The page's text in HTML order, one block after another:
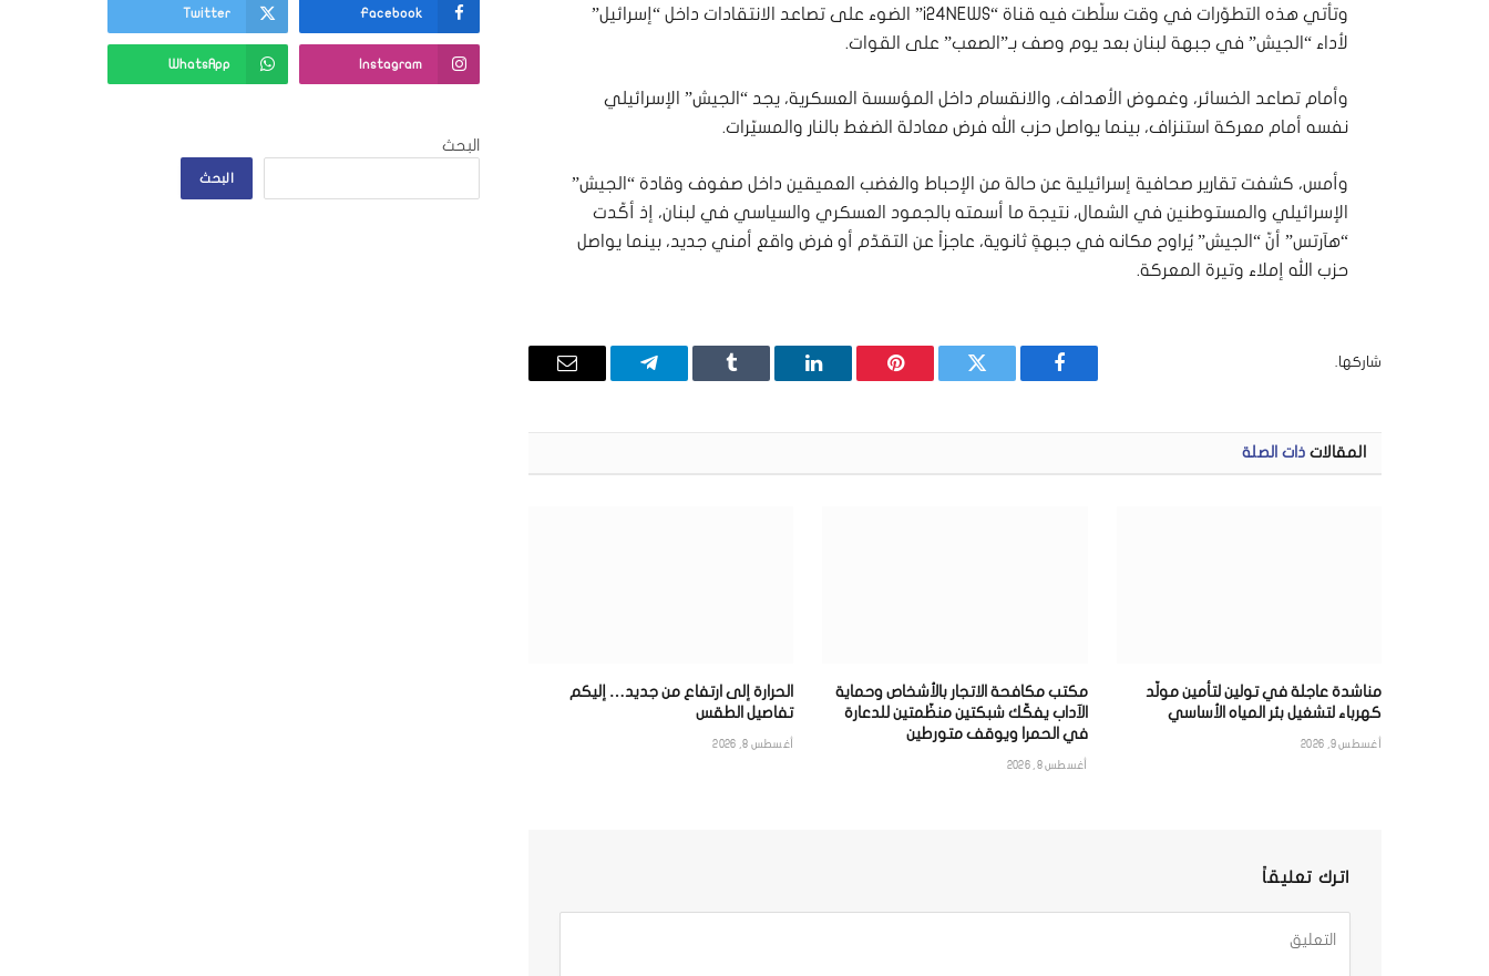
وتأتي هذه التطوّرات في وقت سلّطت فيه قناة “i24NEWS” الضوء على تصاعد الانتقادات داخل “إسرائيل”
لأداء “الجيش” في جبهة لبنان بعد يوم وصف بـ”الصعب” على القوات.
وأمام تصاعد الخسائر، وغموض الأهداف، والانقسام داخل المؤسسة العسكرية، يجد “الجيش” الإسرائيلي
نفسه أمام معركة استنزاف، بينما يواصل حزب الله فرض معادلة الضغط بالنار والمسيّرات.
وأمس، كشفت تقارير صحافية إسرائيلية عن حالة من الإحباط والغضب العميقين داخل صفوف وقادة “الجيش”
الإسرائيلي والمستوطنين في الشمال، نتيجة ما أسمته بالجمود العسكري والسياسي في لبنان، إذ أكّدت
“هآرتس” أنّ “الجيش” يُراوح مكانه في جبهةٍ ثانوية، عاجزاً عن التقدّم أو فرض واقع أمني جديد، بينما يواصل
حزب الله إملاء وتيرة المعركة.
شاركها.
فيسبوك تويتر بينتيريستلينكدإن Tumblr تيلقرام
البريد
المقالات ذات الصلة
مناشدة عاجلة في تولين لتأمين مولّد
كهرباء لتشغيل بئر المياه الأساسي
أغسطس 9, 2026
مكتب مكافحة الاتجار بالأشخاص وحماية
الآداب يفكّك شبكتين منظّمتين للدعارة
في الحمرا ويوقف متورطين
أغسطس 8, 2026
الحرارة إلى ارتفاع من جديد… إليكم
تفاصيل الطقس
أغسطس 8, 2026
اترك تعليقاً
Facebook
Twitter
Instagram
WhatsApp
البحث
البحث